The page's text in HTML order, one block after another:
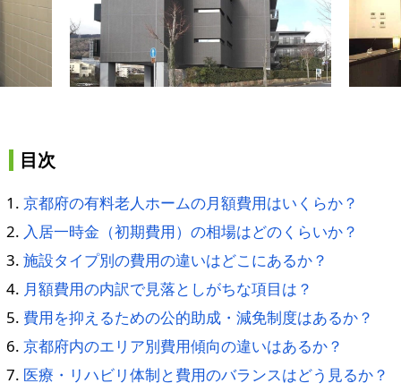
目次
京都府の有料老人ホームの月額費用はいくらか？
入居一時金（初期費用）の相場はどのくらいか？
施設タイプ別の費用の違いはどこにあるか？
月額費用の内訳で見落としがちな項目は？
費用を抑えるための公的助成・減免制度はあるか？
京都府内のエリア別費用傾向の違いはあるか？
医療・リハビリ体制と費用のバランスはどう見るか？